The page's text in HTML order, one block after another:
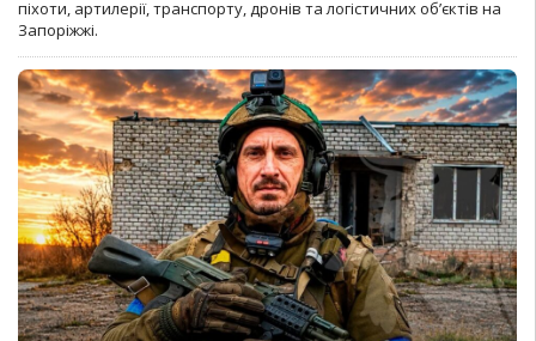
піхоти, артилерії, транспорту, дронів та логістичних об’єктів на
Запоріжжі.